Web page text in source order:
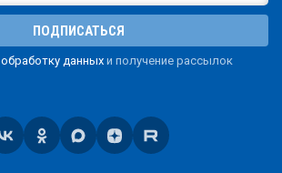
ПОДПИСАТЬСЯ
обработку данных и получение рассылок